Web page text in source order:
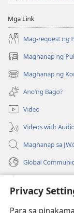
Privacy
Para sa
Mga Link
Mag-request ng
Maghanap ng
(may
bubukas
na
bagong
window)
Maghanap ng
(may
bubukas
na
bagong
window)
Ano’ng Bago?
Video
Videos with
Maghanap sa
Global
(may